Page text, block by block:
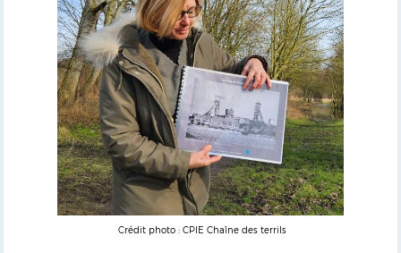
Crédit photo : CPIE Chaîne des terrils